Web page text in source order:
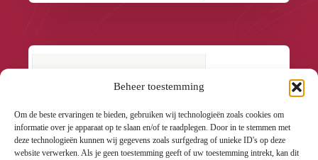
Beheer toestemming
Om de beste ervaringen te bieden, gebruiken wij technologieën zoals cookies om
informatie over je apparaat op te slaan en/of te raadplegen. Door in te stemmen met
deze technologieën kunnen wij gegevens zoals surfgedrag of unieke ID's op deze
website verwerken. Als je geen toestemming geeft of uw toestemming intrekt, kan dit